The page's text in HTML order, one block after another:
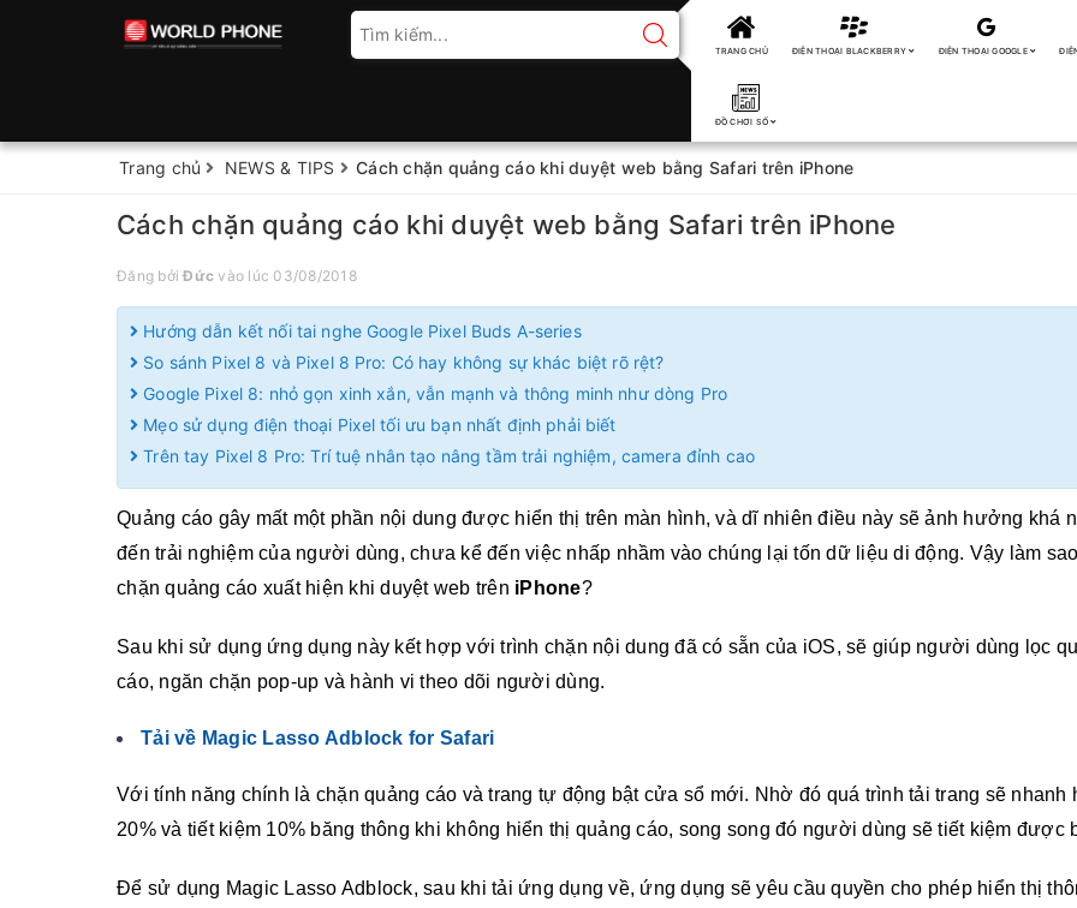
TRANG CHỦ ĐIỆN THOẠI BLACKBERRY ĐIỆN THOẠI GOOGLE
ĐỒ CHƠI SỐ
Trang chủ NEWS & TIPS Cách chặn quảng cáo khi duyệt web bằng Safari trên iPhone
Cách chặn quảng cáo khi duyệt web bằng Safari trên iPhone
Đăng bởiĐức vào lúc 03/08/2018
Hướng dẫn kết nối tai nghe Google Pixel Buds A-series
So sánh Pixel 8 và Pixel 8 Pro: Có hay không sự khác biệt rõ rệt?
Google Pixel 8: nhỏ gọn xinh xắn, vẫn mạnh và thông minh như dòng Pro
Mẹo sử dụng điện thoại Pixel tối ưu bạn nhất định phải biết
Trên tay Pixel 8 Pro: Trí tuệ nhân tạo nâng tầm trải nghiệm, camera đỉnh cao
Quảng cáo gây mất một phần nội dung được hiển thị trên màn hình, và dĩ nhiên điều này sẽ ảnh hưởng khá
đến trải nghiệm của người dùng, chưa kể đến việc nhấp nhầm vào chúng lại tốn dữ liệu di động. Vậy làm
chặn quảng cáo xuất hiện khi duyệt web trên iPhone?
Sau khi sử dụng ứng dụng này kết hợp với trình chặn nội dung đã có sẵn của iOS, sẽ giúp người dùng lọc
cáo, ngăn chặn pop-up và hành vi theo dõi người dùng.
Tải về Magic Lasso Adblock for Safari
Với tính năng chính là chặn quảng cáo và trang tự động bật cửa sổ mới. Nhờ đó quá trình tải trang sẽ nhanh
20% và tiết kiệm 10% băng thông khi không hiển thị quảng cáo, song song đó người dùng sẽ tiết kiệm được
Để sử dụng Magic Lasso Adblock, sau khi tải ứng dụng về, ứng dụng sẽ yêu cầu quyền cho phép hiển thị